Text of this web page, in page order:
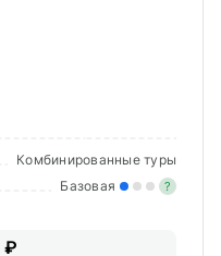
Комбинированные туры
Базовая ?
₽